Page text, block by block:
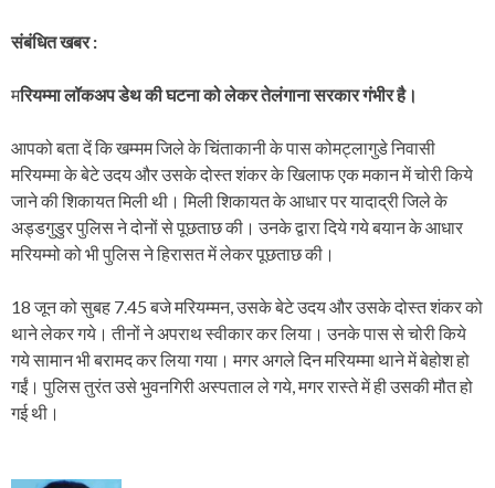
संबंधित खबर :
मरियम्मा लॉकअप डेथ की घटना को लेकर तेलंगाना सरकार गंभीर है।
आपको बता दें कि खम्मम जिले के चिंताकानी के पास कोमट्लागुडे निवासी
मरियम्मा के बेटे उदय और उसके दोस्त शंकर के खिलाफ एक मकान में चोरी किये
जाने की शिकायत मिली थी। मिली शिकायत के आधार पर यादाद्री जिले के
अड्डगुडुर पुलिस ने दोनों से पूछताछ की। उनके द्वारा दिये गये बयान के आधार
मरियम्मो को भी पुलिस ने हिरासत में लेकर पूछताछ की।
18 जून को सुबह 7.45 बजे मरियम्मन, उसके बेटे उदय और उसके दोस्त शंकर को
थाने लेकर गये। तीनों ने अपराथ स्वीकार कर लिया। उनके पास से चोरी किये
गये सामान भी बरामद कर लिया गया। मगर अगले दिन मरियम्मा थाने में बेहोश हो
गईं। पुलिस तुरंत उसे भुवनगिरी अस्पताल ले गये, मगर रास्ते में ही उसकी मौत हो
गई थी।